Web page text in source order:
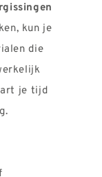
kun je
die
je tijd